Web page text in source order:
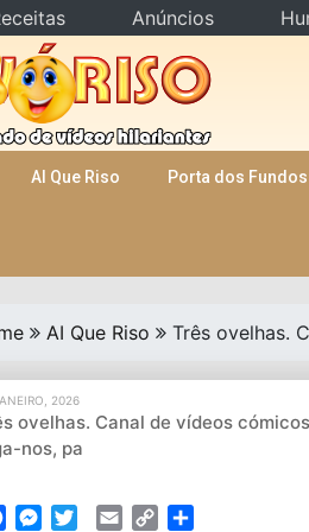
AI Que Riso Porta dos Fundos
AI Que Riso Três ovelhas.
2026
ovelhas. Canal de vídeos
nos, pa
FacebookMessenger
TwitterEmail Copy
Anúncios